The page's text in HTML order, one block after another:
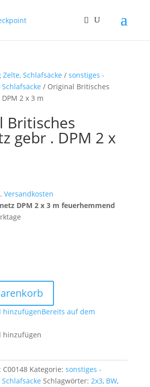
Zelte, Schlafsäcke / sonstiges -
/ Original Britisches
2 x 3 m
Britisches
gebr . DPM 2 x
Versandkosten
DPM 2 x 3 m feuerhemmend
hinzufügenBereits auf dem
hinzufügen
C00148 Kategorie: sonstiges -
Schlagwörter: 2x3, BW,